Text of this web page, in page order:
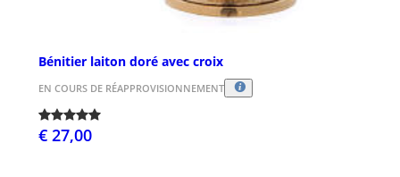
Bénitier laiton doré avec croix
EN COURS DE RÉAPPROVISIONNEMENT
€ 27,00